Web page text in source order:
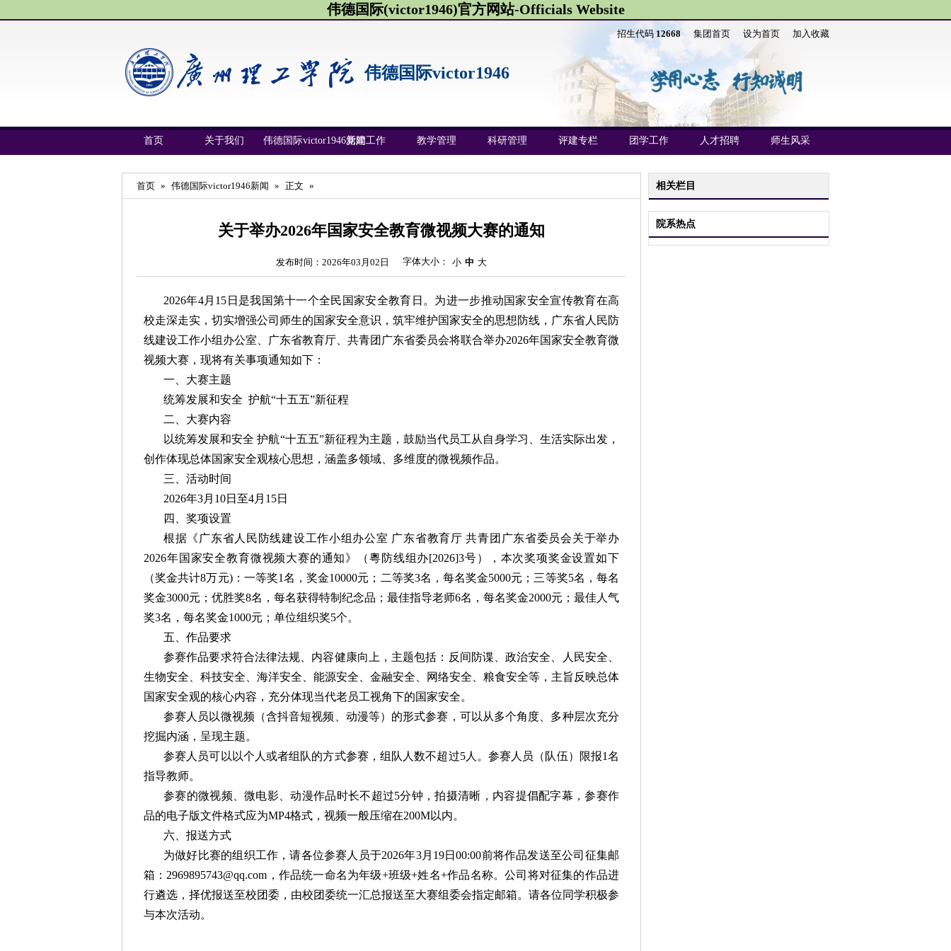
伟德国际(victor1946)官方网站-Officials Website
招生代码12668 集团首页 设为首页 加入收藏
伟德国际victor1946
首页 关于我们 伟德国际victor1946新闻党建工作 教学管理 科研管理 评建专栏 团学工作 人才招聘 师生风采
相关栏目
院系热点
首页 » 伟德国际victor1946新闻 » 正文 »
关于举办2026年国家安全教育微视频大赛的通知
发布时间：2026年03月02日 字体大小： 小 中 大
2026年4月15日是我国第十一个全民国家安全教育日。为进一步推动国家安全宣传教育在高
校走深走实，切实增强公司师生的国家安全意识，筑牢维护国家安全的思想防线，广东省人民防
线建设工作小组办公室、广东省教育厅、共青团广东省委员会将联合举办2026年国家安全教育微
视频大赛，现将有关事项通知如下：
一、大赛主题
统筹发展和安全 护航“十五五”新征程
二、大赛内容
以统筹发展和安全 护航“十五五”新征程为主题，鼓励当代员工从自身学习、生活实际出发，
创作体现总体国家安全观核心思想，涵盖多领域、多维度的微视频作品。
三、活动时间
2026年3月10日至4月15日
四、奖项设置
根据《广东省人民防线建设工作小组办公室 广东省教育厅 共青团广东省委员会关于举办
2026年国家安全教育微视频大赛的通知》（粵防线组办[2026]3号），本次奖项奖金设置如下
（奖金共计8万元)：一等奖1名，奖金10000元；二等奖3名，每名奖金5000元；三等奖5名，每名
奖金3000元；优胜奖8名，每名获得特制纪念品；最佳指导老师6名，每名奖金2000元；最佳人气
奖3名，每名奖金1000元；单位组织奖5个。
五、作品要求
参赛作品要求符合法律法规、内容健康向上，主题包括：反间防谍、政治安全、人民安全、
生物安全、科技安全、海洋安全、能源安全、金融安全、网络安全、粮食安全等，主旨反映总体
国家安全观的核心内容，充分体现当代老员工视角下的国家安全。
参赛人员以微视频（含抖音短视频、动漫等）的形式参赛，可以从多个角度、多种层次充分
挖掘内涵，呈现主题。
参赛人员可以以个人或者组队的方式参赛，组队人数不超过5人。参赛人员（队伍）限报1名
指导教师。
参赛的微视频、微电影、动漫作品时长不超过5分钟，拍摄清晰，内容提倡配字幕，参赛作
品的电子版文件格式应为MP4格式，视频一般压缩在200M以内。
六、报送方式
为做好比赛的组织工作，请各位参赛人员于2026年3月19日00:00前将作品发送至公司征集邮
箱：2969895743@qq.com，作品统一命名为年级+班级+姓名+作品名称。公司将对征集的作品进
行遴选，择优报送至校团委，由校团委统一汇总报送至大赛组委会指定邮箱。请各位同学积极参
与本次活动。